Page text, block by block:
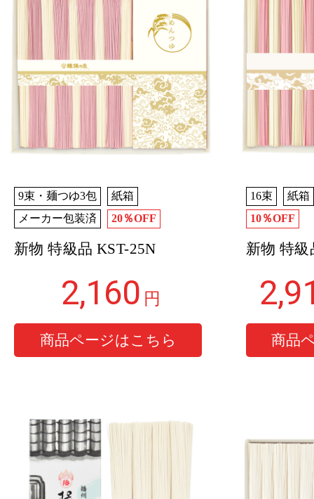
9束・麺つゆ3包
紙箱
メーカー包装済
20％OFF
新物 特級品 KST-25N
2,160 円
16束
紙箱
10％OFF
新物 特級